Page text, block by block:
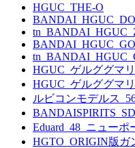
HGUC_THE-O
HGUC_ゲルググマ
HGUC_ゲルググマ
ルビコンモデルス
Eduard_48_ニューポ
HGTO_ORIGIN版ガ